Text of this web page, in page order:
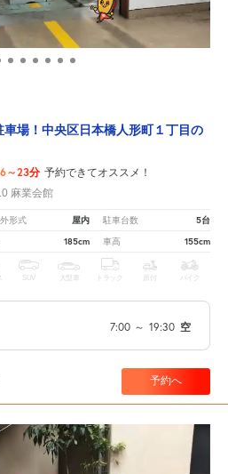
場！中央区日本橋人形町１丁目の
～23分 予約できてオススメ！
麻業会館
形式 屋内 駐車台数 5台
185cm 車高 155cm
SUV 大型車 トラック 原付 バイク
7:00 ～ 19:30 空
予約へ